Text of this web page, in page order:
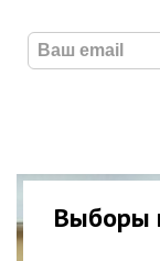
Выборы